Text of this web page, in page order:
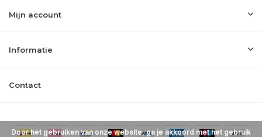
Mijn account
Informatie
Contact
Door het gebruiken van onze website, ga je akkoord met het gebruik